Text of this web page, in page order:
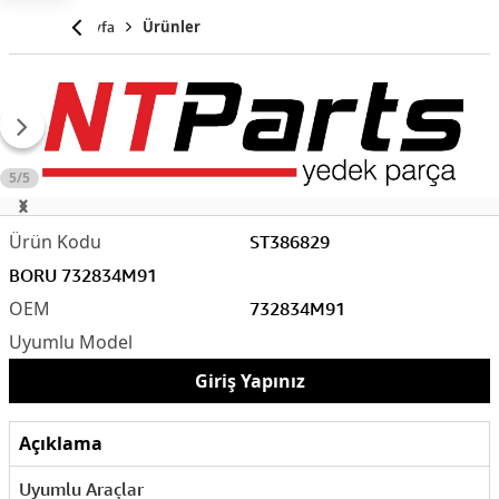
Anasayfa Ürünler
5/5
ST386829
732834M91
BORU 732834M91
Giriş Yapınız
Açıklama
Uyumlu Araçlar